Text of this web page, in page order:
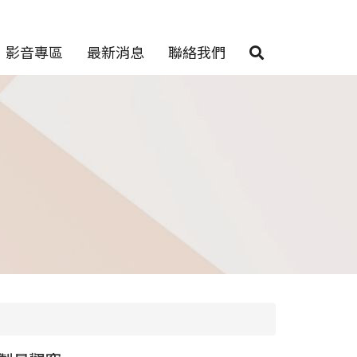
影音專區 最新消息 聯絡我們